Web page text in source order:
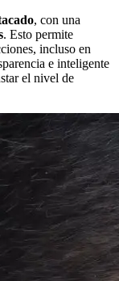
, con una
. Esto permite
incluso en
e inteligente
el nivel de